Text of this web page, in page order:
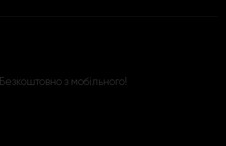
Безкоштовно з мобільного!